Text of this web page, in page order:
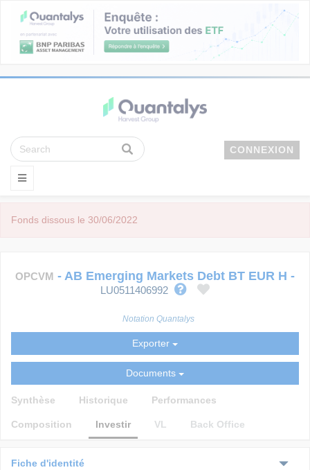
CONNEXION
Fonds dissous le 30/06/2022
OPCVM - AB Emerging Markets Debt BT EUR H -
LU0511406992
Notation Quantalys
Exporter
Documents
Synthèse Historique Performances
Composition Investir VL Back Office
Fiche d'identité